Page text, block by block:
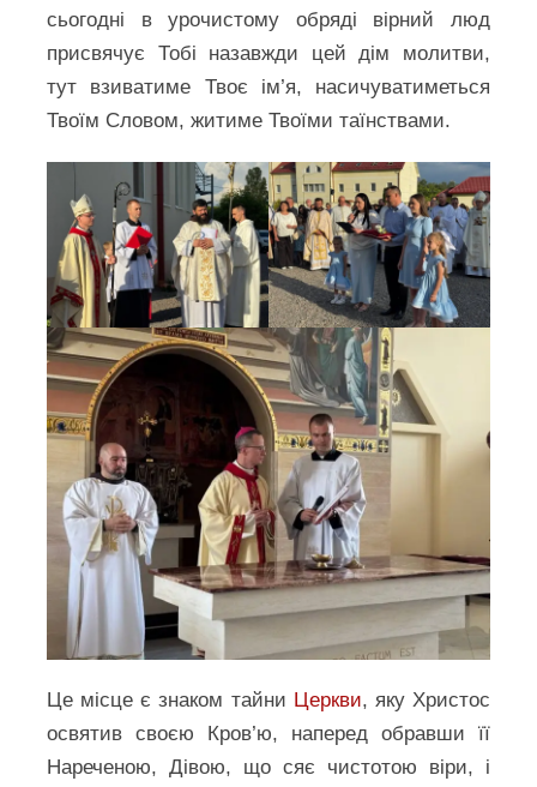
сьогодні в урочистому обряді вірний люд
присвячує Тобі назавжди цей дім молитви,
тут взиватиме Твоє ім’я, насичуватиметься
Твоїм Словом, житиме Твоїми таїнствами.
Це місце є знаком тайни Церкви, яку Христос
освятив своєю Кров’ю, наперед обравши її
Нареченою, Дівою, що сяє чистотою віри, і